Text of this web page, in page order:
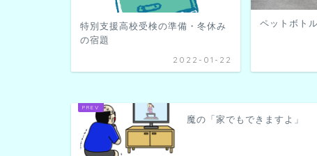
特別支援高校受検の準備・冬休み
の宿題
2022-01-22
ペットボト
魔の「家でもできますよ」